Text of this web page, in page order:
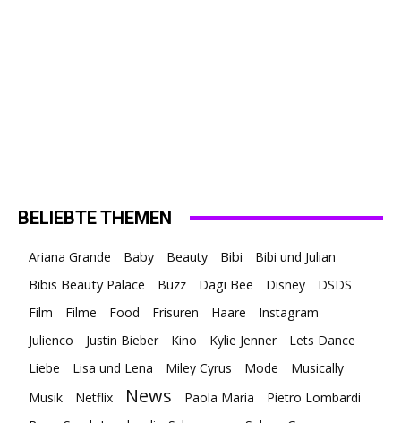
BELIEBTE THEMEN
Ariana Grande Baby Beauty Bibi Bibi und Julian
Bibis Beauty Palace Buzz Dagi Bee Disney
DSDS
Film
Filme Food Frisuren Haare
Instagram
Julienco
Justin Bieber Kino Kylie Jenner
Lets Dance
Liebe
Lisa und Lena Miley Cyrus Mode
Musically
Musik
Netflix News Paola Maria
Pietro Lombardi